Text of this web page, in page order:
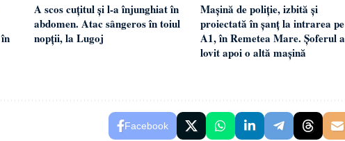
A scos cuțitul și l-a înjunghiat în
abdomen. Atac sângeros în toiul
nopții, la Lugoj
Mașină de poliție, izbită și
proiectată în șanț la intrarea pe
A1, în Remetea Mare. Șoferul a
lovit apoi o altă mașină
Facebook